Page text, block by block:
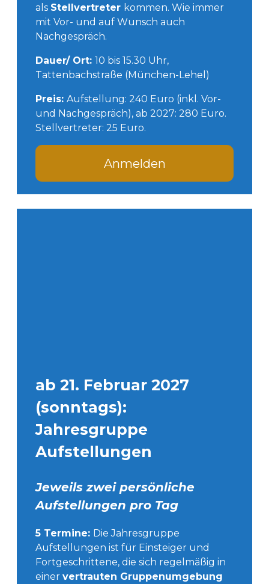
als Stellvertreter kommen. Wie immer
mit Vor- und auf Wunsch auch
Nachgespräch.
Dauer/ Ort:10 bis 15.30 Uhr,
Tattenbachstraße (München-Lehel)
Preis:Aufstellung: 240 Euro (inkl. Vor-
und Nachgespräch), ab 2027: 280 Euro.
Stellvertreter: 25 Euro.
Anmelden
ab 21. Februar 2027
(sonntags):
Jahresgruppe
Aufstellungen
Jeweils zwei persönliche
Aufstellungen pro Tag
5 Termine: Die Jahresgruppe
Aufstellungen ist für Einsteiger und
Fortgeschrittene, die sich regelmäßig in
einervertrauten Gruppenumgebung